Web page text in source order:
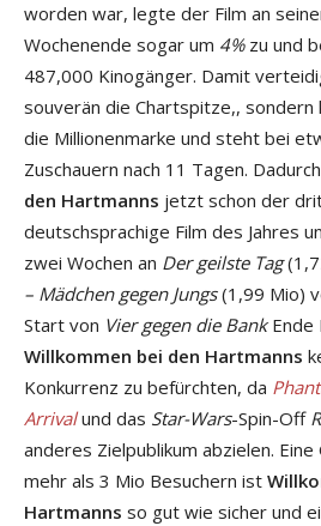
worden war, legte der Film an
Wochenende sogar um 4%zu und
487,000 Kinogänger. Damit
souverän die Chartspitze,, sondern
die Millionenmarke und steht bei
Zuschauern nach 11 Tagen.
den Hartmanns jetzt schon der
deutschsprachige Film des Jahres
zwei Wochen an Der geilste Tag
– Mädchen gegen Jungs(1,99 Mio)
Start von Vier gegen die Bank
Willkommen bei den Hartmanns
Konkurrenz zu befürchten, da
Arrivalund das Star-Wars-Spin-Off
anderes Zielpublikum abzielen.
mehr als 3 Mio Besuchern ist
Hartmanns so gut wie sicher und